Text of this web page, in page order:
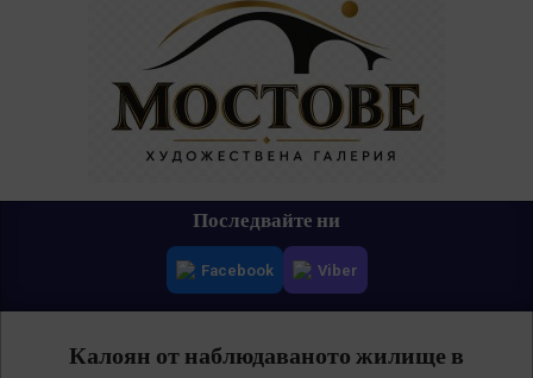
Последвайте ни
Facebook Viber
Калоян от наблюдаваното жилище в